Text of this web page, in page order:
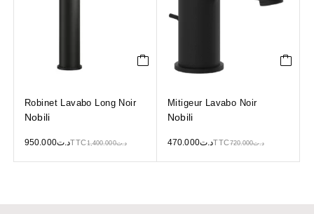
Robinet Lavabo Long Noir
Nobili
د.ت1,400.000 د.ت950.000 TTC
Mitigeur Lavabo Noir
Nobili
د.ت720.000 د.ت470.000 TTC